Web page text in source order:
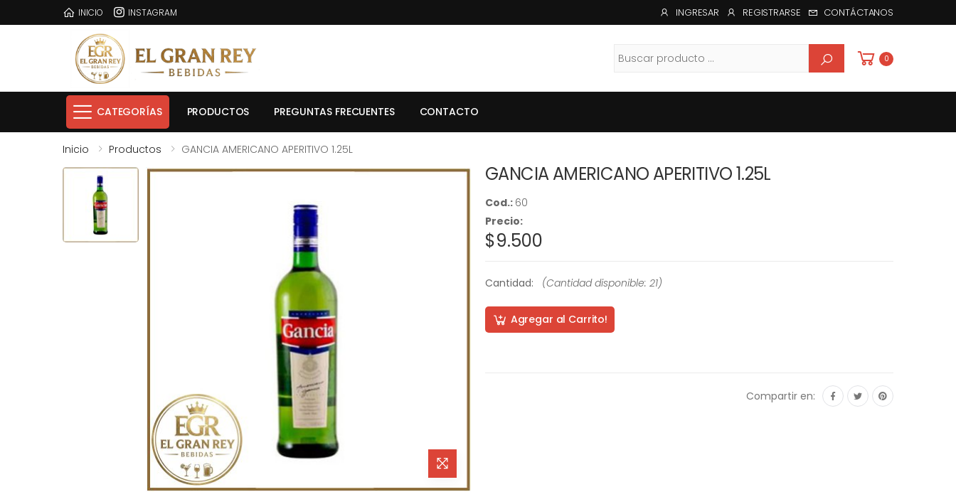
INICIO INSTAGRAM INGRESAR REGISTRARSE CONTÁCTANOS
Buscar 0
CATEGORÍAS PRODUCTOS PREGUNTAS FRECUENTES CONTACTO
Inicio Productos GANCIA AMERICANO APERITIVO 1.25L
GANCIA AMERICANO APERITIVO 1.25L
Cod.: 60
Precio:
$9.500
Cantidad: (Cantidad disponible: 21)
Agregar al Carrito!
Compartir en: